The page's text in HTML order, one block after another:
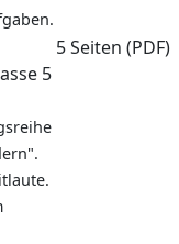
5
5 Seiten (PDF)